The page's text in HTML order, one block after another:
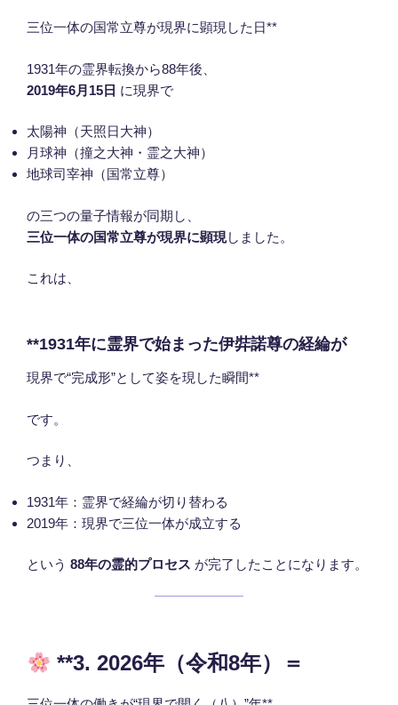
三位一体の国常立尊が現界に顕現した日**
1931年の霊界転換から88年後、
2019年6月15日 に現界で
太陽神（天照日大神）
月球神（撞之大神・霊之大神）
地球司宰神（国常立尊）
の三つの量子情報が同期し、
三位一体の国常立尊が現界に顕現しました。
これは、
**1931年に霊界で始まった伊弉諾尊の経綸が
現界で“完成形”として姿を現した瞬間**
です。
つまり、
1931年：霊界で経綸が切り替わる
2019年：現界で三位一体が成立する
という 88年の霊的プロセス が完了したことになります。
**3. 2026年（令和8年）＝